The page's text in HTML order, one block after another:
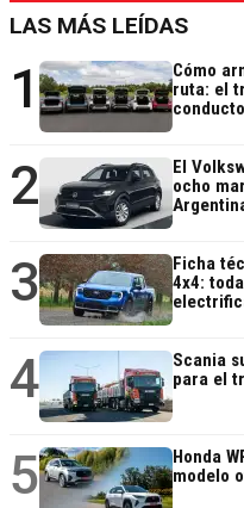
LAS MÁS LEÍDAS
1
Cómo
ruta: el
2
El
ocho
3
Ficha
4x4:
4
Scania
para el
5
Honda
modelo